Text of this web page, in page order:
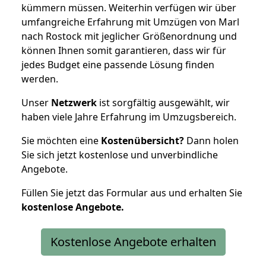
kümmern müssen. Weiterhin verfügen wir über
umfangreiche Erfahrung mit Umzügen von Marl
nach Rostock mit jeglicher Größenordnung und
können Ihnen somit garantieren, dass wir für
jedes Budget eine passende Lösung finden
werden.
Unser Netzwerk ist sorgfältig ausgewählt, wir
haben viele Jahre Erfahrung im Umzugsbereich.
Sie möchten eine Kostenübersicht? Dann holen
Sie sich jetzt kostenlose und unverbindliche
Angebote.
Füllen Sie jetzt das Formular aus und erhalten Sie
kostenloseAngebote.
Kostenlose Angebote erhalten